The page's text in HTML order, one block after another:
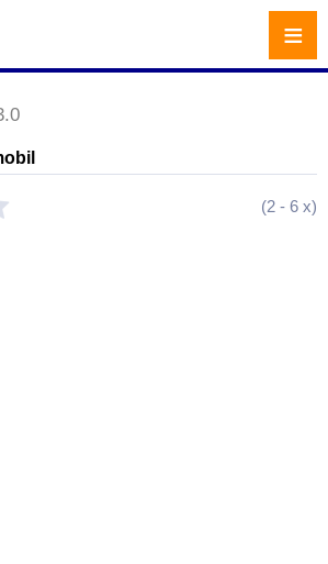
(2 - 6 x)
≡